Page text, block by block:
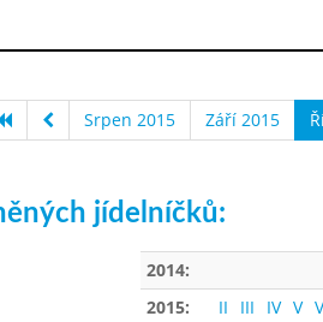
Srpen 2015 Září 2015
jídelníčků:
2014:
2015:
II III IV V